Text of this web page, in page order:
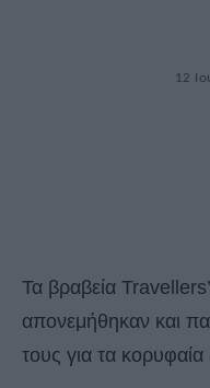
12
Τα βραβεία
απονεμήθηκαν και
τους για τα